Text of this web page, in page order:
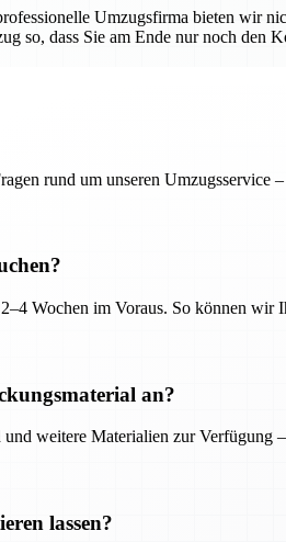
Umzugsfirma bieten wir
so, dass Sie am Ende nur noch
rund um unseren Umzugsservice
Wochen im Voraus. So können wir
an?
weitere Materialien zur Verfügung
lassen?